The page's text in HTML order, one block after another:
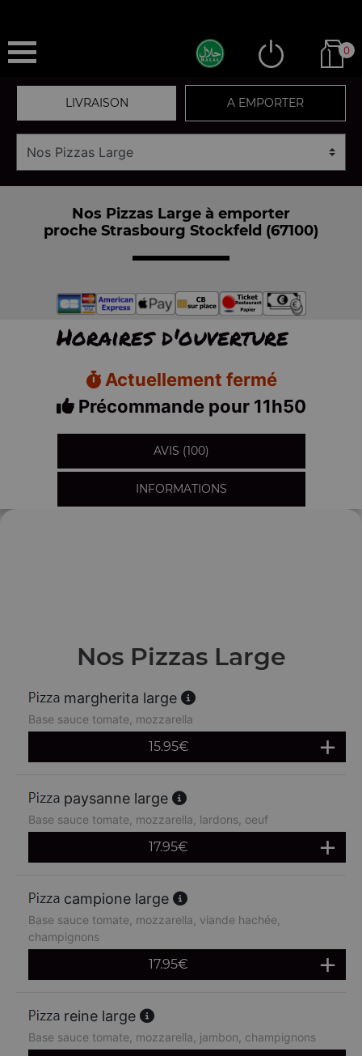
0
LIVRAISON A EMPORTER
Nos Pizzas Large à emporter
proche Strasbourg Stockfeld (67100)
Horaires d'ouverture
Actuellement fermé
Précommande pour 11h50
AVIS (100)
INFORMATIONS
Nos Pizzas Large
margherita large
Base sauce tomate, mozzarella
15.95€
paysanne large
Base sauce tomate, mozzarella, lardons, oeuf
17.95€
campione large
Base sauce tomate, mozzarella, viande hachée,
champignons
17.95€
reine large
Base sauce tomate, mozzarella, jambon, champignons